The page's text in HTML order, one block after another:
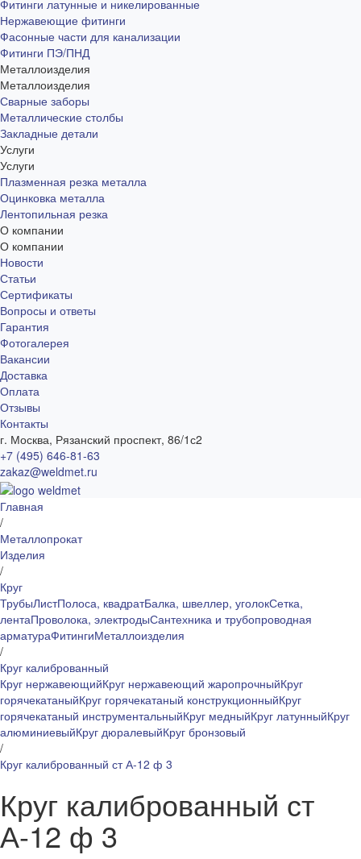
Фитинги латунные и никелированные
Нержавеющие фитинги
Фасонные части для канализации
Фитинги ПЭ/ПНД
Металлоизделия
Металлоизделия
Сварные заборы
Металлические столбы
Закладные детали
Услуги
Услуги
Плазменная резка металла
Оцинковка металла
Лентопильная резка
О компании
О компании
Новости
Статьи
Сертификаты
Вопросы и ответы
Гарантия
Фотогалерея
Вакансии
Доставка
Оплата
Отзывы
Контакты
г. Москва, Рязанский проспект, 86/1с2
+7 (495) 646-81-63
zakaz@weldmet.ru
Главная
/
Металлопрокат
Изделия
/
Круг
ТрубыЛистПолоса, квадратБалка, швеллер, уголокСетка,
лентаПроволока, электродыСантехника и трубопроводная
арматураФитингиМеталлоизделия
/
Круг калиброванный
Круг нержавеющийКруг нержавеющий жаропрочныйКруг
горячекатаныйКруг горячекатаный конструкционныйКруг
горячекатаный инструментальныйКруг медныйКруг латунныйКруг
алюминиевыйКруг дюралевыйКруг бронзовый
/
Круг калиброванный ст А-12 ф 3
Круг калиброванный ст
А-12 ф 3